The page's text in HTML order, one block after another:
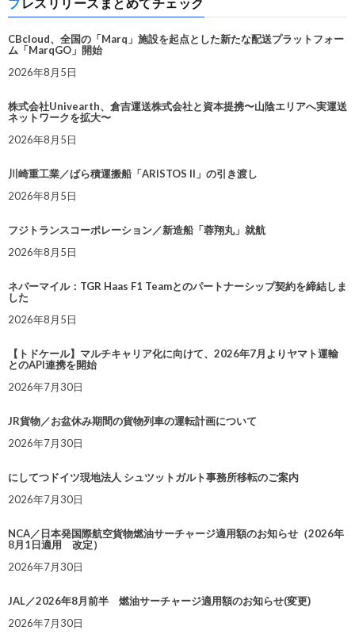
プレスリリースまとめてチェック
CBcloud、全国の「Marq」施設を起点とした新たな配送プラットフォー
ム「MarqGO」開始
2026年8月5日
株式会社Univearth、倉吉運送株式会社と資本提携〜山陰エリアへ実運送
ネットワークを拡大〜
2026年8月5日
川崎重工業／ばら積運搬船「ARISTOS II」の引き渡し
2026年8月5日
フジトランスコーポレーション／新造船「蓉翔丸」就航
2026年8月5日
ネバーマイル：TGR Haas F1 Teamとのパートナーシップ契約を締結しま
した
2026年8月5日
【トドケール】マルチキャリア化に向けて、2026年7月よりヤマト運輸
とのAPI連携を開始
2026年7月30日
JR貨物／お盆休み期間の貨物列車の運転計画について
2026年7月30日
にしてつドイツ現地法人 シュツットガルト事務所移転のご案内
2026年7月30日
NCA／日本発国際航空貨物燃油サーチャージ適用額のお知らせ（2026年
8月1日適用 改定）
2026年7月30日
JAL／2026年8月前半 燃油サーチャージ適用額のお知らせ(変更)
2026年7月30日